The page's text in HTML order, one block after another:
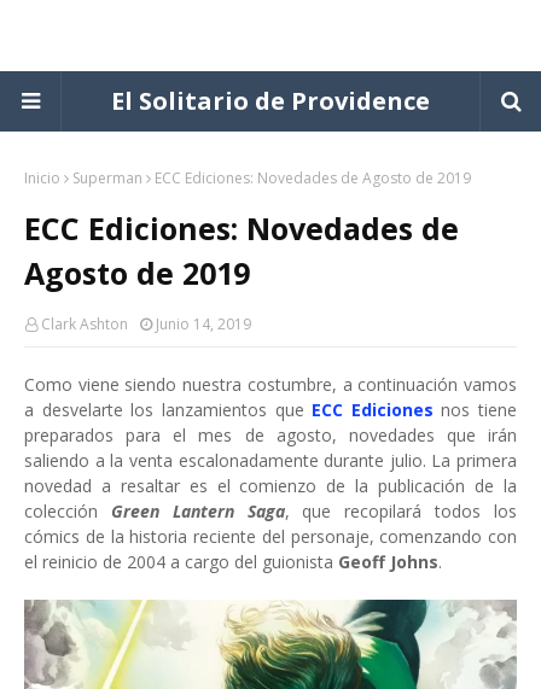
El Solitario de Providence
Inicio Superman ECC Ediciones: Novedades de Agosto de 2019
ECC Ediciones: Novedades de
Agosto de 2019
Clark Ashton Junio 14, 2019
Como viene siendo nuestra costumbre, a continuación vamos
a desvelarte los lanzamientos que ECC Ediciones nos tiene
preparados para el mes de agosto, novedades que irán
saliendo a la venta escalonadamente durante julio. La primera
novedad a resaltar es el comienzo de la publicación de la
colección Green Lantern Saga, que recopilará todos los
cómics de la historia reciente del personaje, comenzando con
el reinicio de 2004 a cargo del guionista Geoff Johns.